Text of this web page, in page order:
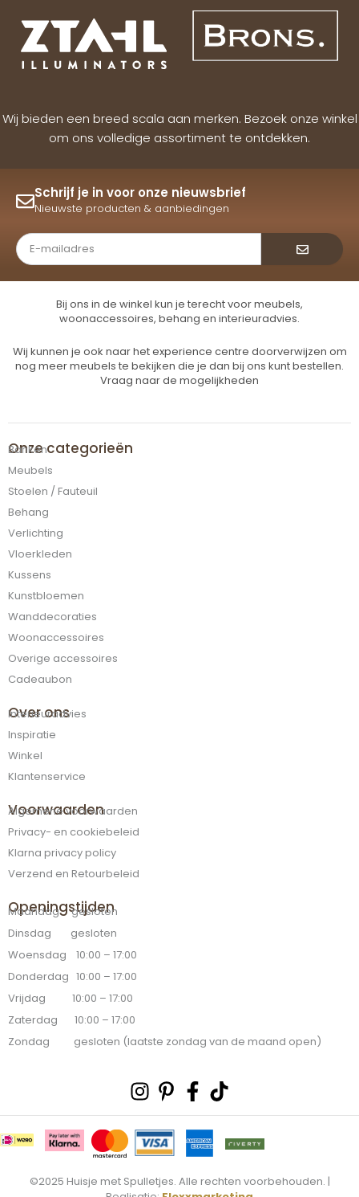
Wij bieden een breed scala aan merken. Bezoek onze winkel
om ons volledige assortiment te ontdekken.
Schrijf je in voor onze nieuwsbrief
Nieuwste producten & aanbiedingen
Bij ons in de winkel kun je terecht voor meubels,
woonaccessoires, behang en interieuradvies.
Wij kunnen je ook naar het experience centre doorverwijzen om
nog meer meubels te bekijken die je dan bij ons kunt bestellen.
Vraag naar de mogelijkheden
Onze categorieën
Banken
Meubels
Stoelen / Fauteuil
Behang
Verlichting
Vloerkleden
Kussens
Kunstbloemen
Wanddecoraties
Woonaccessoires
Overige accessoires
Cadeaubon
Over ons
Interieuradvies
Inspiratie
Winkel
Klantenservice
Voorwaarden
Algemene voorwaarden
Privacy- en cookiebeleid
Klarna privacy policy
Verzend en Retourbeleid
Openingstijden
Maandag gesloten
Dinsdag gesloten
Woensdag 10:00 – 17:00
Donderdag 10:00 – 17:00
Vrijdag 10:00 – 17:00
Zaterdag 10:00 – 17:00
Zondag gesloten (laatste zondag van de maand open)
Instagram
Pinterest-
p
Facebook-
f
Tiktok
©2025 Huisje met Spulletjes. Alle rechten voorbehouden. |